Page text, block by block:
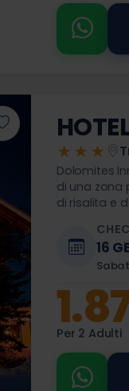
★★★
Dolomites
di una zona
di risalita e
16
Per 2 Adulti